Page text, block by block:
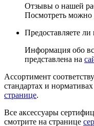
Отзывы о нашей
Посмотреть можно
Предоставляете
Информация обо
представлена на
Ассортимент
стандартах и
странице.
Все аксессуары
смотрите на странице